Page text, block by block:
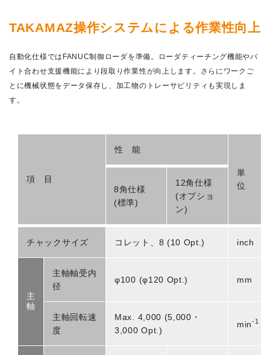
TAKAMAZ操作システムによる作業性向上
自動化仕様ではFANUC制御ローダを準備。ローダティーチング機能やバ
イト合わせ支援機能により段取り作業性が向上します。さらにワークご
とに機械状態をデータ保存し、加工物のトレーサビリティも実現しま
す。
項 目
性 能
単
位
8角仕様
(標準)
12角仕様
(オプショ
ン)
チャックサイズ コレット、8 (10 Opt.) inch
主
軸
主軸軸受内
径
φ100 (φ120 Opt.) mm
主軸回転速
度
Max. 4,000 (5,000・
3,000 Opt.)
min-1